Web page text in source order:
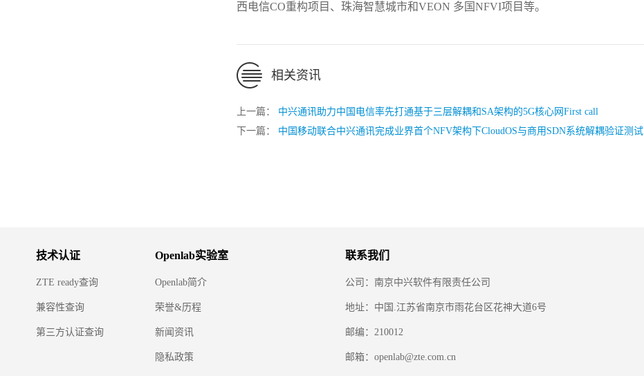
西电信CO重构项目、珠海智慧城市和VEON 多国NFVI项目等。
相关资讯
上一篇： 中兴通讯助力中国电信率先打通基于三层解耦和SA架构的5G核心网First call
下一篇： 中国移动联合中兴通讯完成业界首个NFV架构下CloudOS与商用SDN系统解耦验证测试
技术认证
ZTE ready查询
兼容性查询
第三方认证查询
Openlab实验室
Openlab简介
荣誉&历程
新闻资讯
隐私政策
联系我们
公司：南京中兴软件有限责任公司
地址：中国.江苏省南京市雨花台区花神大道6号
邮编：210012
邮箱：openlab@zte.com.cn